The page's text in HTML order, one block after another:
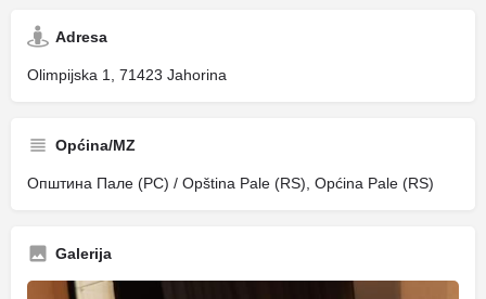
Adresa
Olimpijska 1, 71423 Jahorina
Općina/MZ
Општина Пале (РС) / Opština Pale (RS), Općina Pale (RS)
Galerija